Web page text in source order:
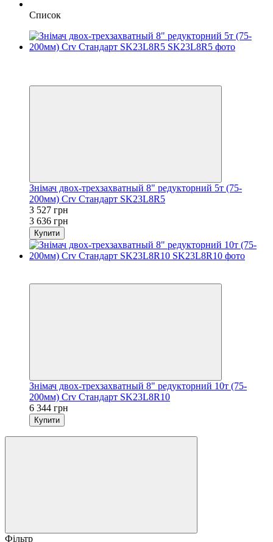
Список
Знімач двох-трехзахватный 8" редукторний 5т (75-
200мм) Crv Стандарт SK23L8R5
3 527 грн
3 636 грн
Купити
Знімач двох-трехзахватный 8" редукторний 10т (75-
200мм) Crv Стандарт SK23L8R10
6 344 грн
Купити
Фільтр